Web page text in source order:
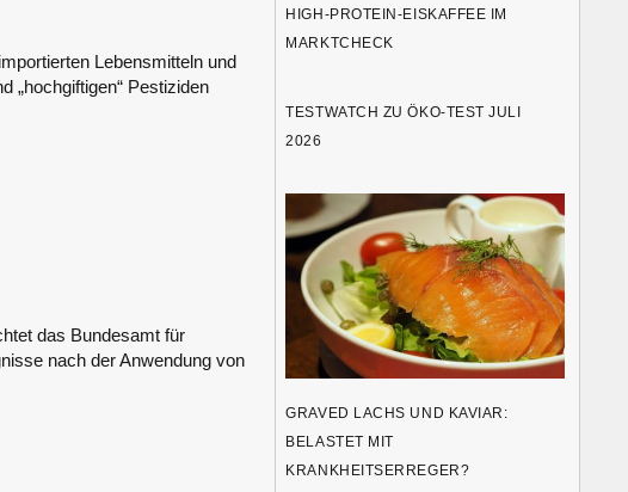
Lebensmitteln und
„hochgiftigen“ Pestiziden
das Bundesamt für
nach der Anwendung von
HIGH-PROTEIN-EISKAFFEE IM
MARKTCHECK
TESTWATCH ZU ÖKO-TEST JULI
2026
GRAVED LACHS UND KAVIAR:
BELASTET MIT
KRANKHEITSERREGER?